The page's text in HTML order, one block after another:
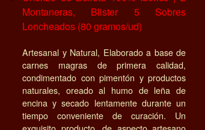
Montaneras, Blister 5 Sobres
Loncheados (80 gramos/ud)
Artesanal y Natural, Elaborado a base de
carnes magras de primera calidad,
condimentado con pimentón y productos
naturales, oreado al humo de leña de
encina y secado lentamente durante un
tiempo conveniente de curación. Un